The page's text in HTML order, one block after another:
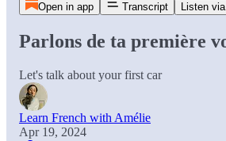
Open in app Transcript Listen
Parlons de ta première
Let's talk about your first car
Learn French with Amélie
Apr 19, 2024